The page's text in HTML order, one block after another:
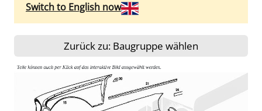
Switch to English now
Zurück zu: Baugruppe wählen